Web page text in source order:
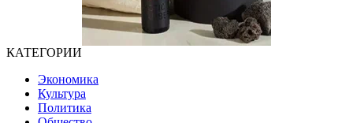
КАТЕГОРИИ
Экономика
Культура
Политика